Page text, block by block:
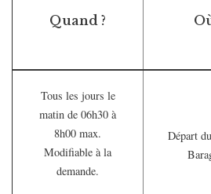
Quand ?
Tous les jours le
matin de 06h30 à
8h00 max.
Modifiable à la
demande.
Départ